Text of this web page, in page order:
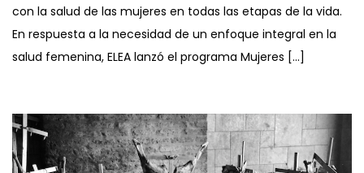
con la salud de las mujeres en todas las etapas de la vida.
En respuesta a la necesidad de un enfoque integral en la
salud femenina, ELEA lanzó el programa Mujeres […]